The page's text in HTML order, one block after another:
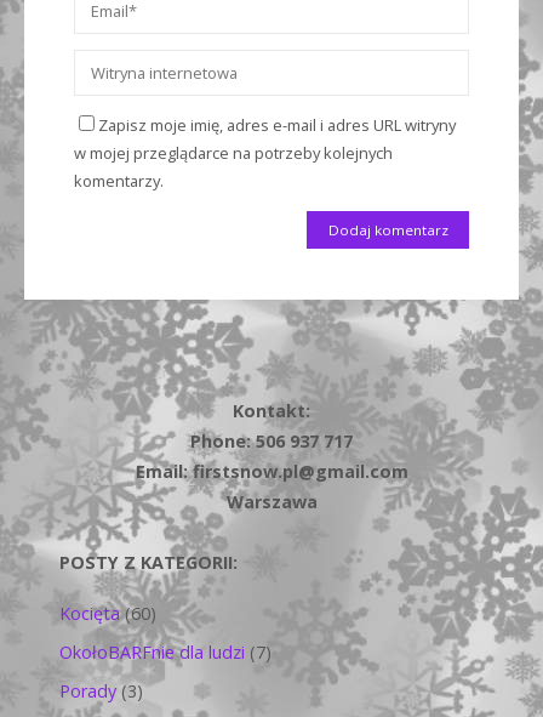
Zapisz moje imię, adres e-mail i adres URL witryny
w mojej przeglądarce na potrzeby kolejnych
komentarzy.
Kontakt:
Phone: 506 937 717
Email: firstsnow.pl@gmail.com
Warszawa
POSTY Z KATEGORII:
Kocięta(60)
OkołoBARFnie dla ludzi (7)
Porady(3)